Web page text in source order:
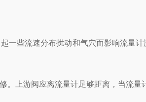
些流速分布扰动和气穴而影响流量
游阀应离流量计足够距离，当流量